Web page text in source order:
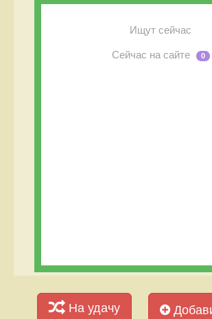
Ищут сейчас
Сейчас на сайте 0
На удачу